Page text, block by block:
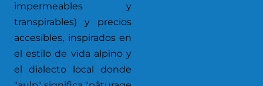
impermeables y
transpirables) y precios
accesibles, inspirados en
el estilo de vida alpino y
el dialecto local donde